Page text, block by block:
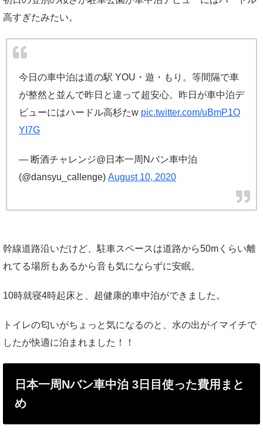
高すぎたみたい。
今日の車中泊は道の駅 YOU・遊・もり。等間隔で車
が整然と並んで昨日と違って超安心。昨日が車中泊デ
ビューにはハードル高杉たw pic.twitter.com/uBmP1O
YI7G
— 断酒チャレンジ@日本一周Nバン車中泊
(@dansyu_callenge) August 10, 2020
幹線道路沿いだけど、駐車スペースは道路から50mくらい離
れてる場所もあるから音も気にならずに安眠。
10時就寝4時起床と、超健康的車中泊ができました。
トイレの匂いがちょっと気になるのと、水の出がイマイチで
したが快適に泊まれました！！
日本一周Nバン車中泊 3日目使った費用まと
め